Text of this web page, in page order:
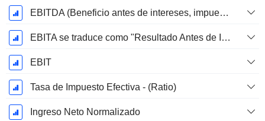
EBITDA (Beneficio antes de intereses, impuestos, depreciación y amortización)
EBITA se traduce como "Resultado Antes de Intereses, Impuestos y Amortizaciones" en español.
EBIT
Tasa de Impuesto Efectiva - (Ratio)
Ingreso Neto Normalizado